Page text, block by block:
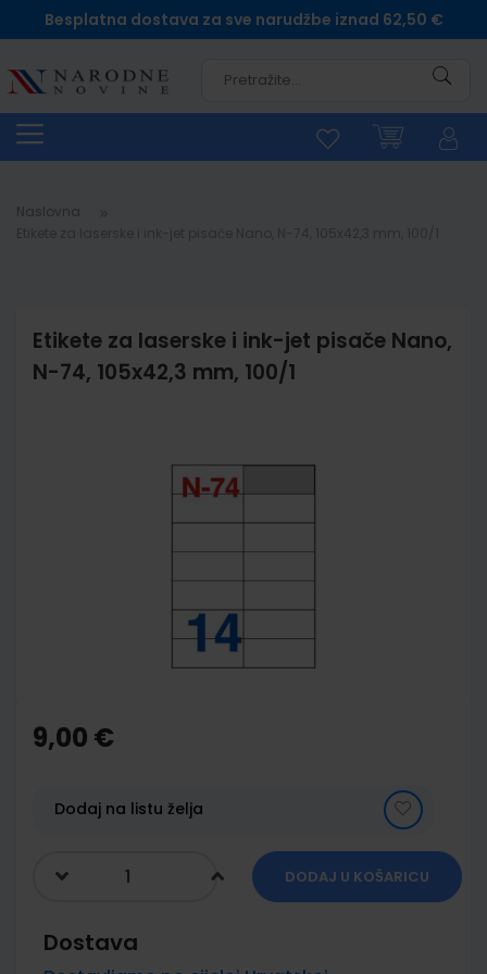
Besplatna dostava za sve narudžbe iznad 62,50 €
Naslovna
Etikete za laserske i ink-jet pisače Nano,
N-74, 105x42,3 mm, 100/1
the
beginning
gallery
9,00 €
Dodaj na listu želja
DODAJ U KOŠARICU
Dostava